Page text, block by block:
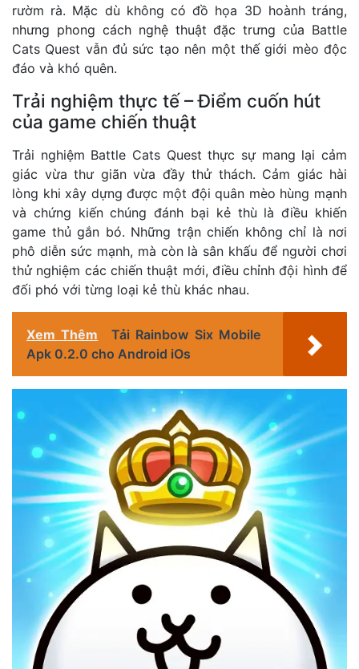
rườm rà. Mặc dù không có đồ họa 3D hoành tráng,
nhưng phong cách nghệ thuật đặc trưng của Battle
Cats Quest vẫn đủ sức tạo nên một thế giới mèo độc
đáo và khó quên.
Trải nghiệm thực tế – Điểm cuốn hút
của game chiến thuật
Trải nghiệm Battle Cats Quest thực sự mang lại cảm
giác vừa thư giãn vừa đầy thử thách. Cảm giác hài
lòng khi xây dựng được một đội quân mèo hùng mạnh
và chứng kiến chúng đánh bại kẻ thù là điều khiến
game thủ gắn bó. Những trận chiến không chỉ là nơi
phô diễn sức mạnh, mà còn là sân khấu để người chơi
thử nghiệm các chiến thuật mới, điều chỉnh đội hình để
đối phó với từng loại kẻ thù khác nhau.
Xem Thêm
Tải Rainbow Six Mobile
Apk 0.2.0 cho Android iOs